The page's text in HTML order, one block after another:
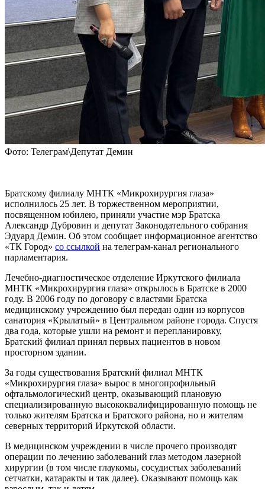
Фото: Телеграм\Депутат Демин
Братскому филиалу МНТК «Микрохирургия глаза»
исполнилось 25 лет. В торжественном мероприятии,
посвященном юбилею, приняли участие мэр Братска
Александр Дубровин и депутат Законодательного собрания
Эдуард Демин. Об этом сообщает информационное агентство
«ТК Город» со ссылкой на телеграм-канал регионального
парламентария.
Лечебно-диагностическое отделение Иркутского филиала
МНТК «Микрохирургия глаза» открылось в Братске в 2000
году. В 2006 году по договору с властями Братска
медицинскому учреждению был передан один из корпусов
санатория «Крылатый» в Центральном районе города. Спустя
два года, которые ушли на ремонт и перепланировку,
Братский филиал принял первых пациентов в новом
просторном здании.
За годы существования Братский филиал МНТК
«Микрохирургия глаза» вырос в многопрофильный
офтальмологический центр, оказывающий плановую
специализированную высококвалифицированную помощь не
только жителям Братска и Братского района, но и жителям
северных территорий Иркутской области.
В медицинском учреждении в числе прочего производят
операции по лечению заболеваний глаз методом лазерной
хирургии (в том числе глаукомы, сосудистых заболеваний
сетчатки, катаракты и так далее). Оказывают помощь как